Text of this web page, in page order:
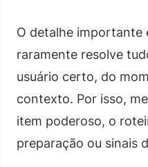
O detalhe importante
raramente resolve
usuário certo, do
contexto. Por isso,
item poderoso, o
preparação ou sinais